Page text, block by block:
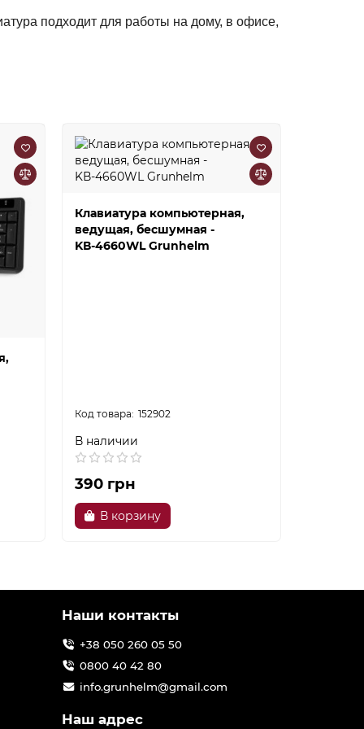
подходит для работы на дому, в офисе,
Клавиатура компьютерная,
ведущая, бесшумная -
KВ-4660WL Grunhelm
152902
В наличии
390 грн
В корзину
Наши контакты
+38 050 260 05 50
0800 40 42 80
info.grunhelm@gmail.com
Наш адрес